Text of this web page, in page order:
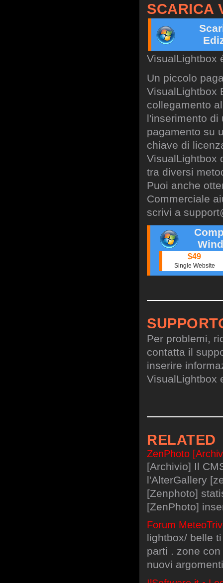
SCARICA
VisualLightbox
Un piccolo
VisualLightbox
collegamento
l'inserimento di
pagamento su
chiave di
VisualLightbox
tra diversi
Puoi anche
Commerciale
scrivi a
$49
Single Website
Per problemi,
contatta il
inserire
VisualLightbox
RELATED
ZenPhoto
[Archivio] Il
l'AlterGallery
[Zenphoto]
[ZenPhoto]
Forum
lightbox/ belle
parti . zone
nuovi argomenti